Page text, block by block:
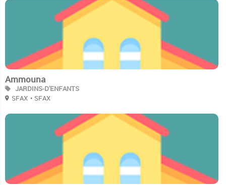
Ammouna
JARDINS-D'ENFANTS
SFAX • SFAX